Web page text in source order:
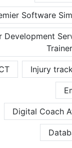
Software
Development
Injury
Digital Coach